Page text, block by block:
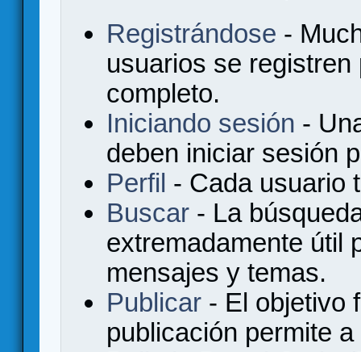
Registrándose -
usuarios se
completo.
Iniciando sesión -
deben iniciar sesión
Perfil - Cada usuario
Buscar - La
extremadamente útil
mensajes y temas.
Publicar - El objetivo
publicación permite